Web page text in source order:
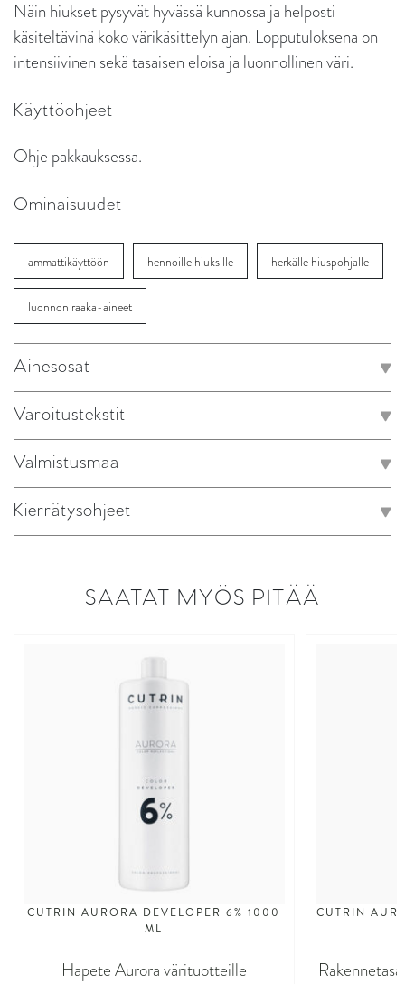
Näin hiukset pysyvät hyvässä kunnossa ja helposti
käsiteltävinä koko värikäsittelyn ajan. Lopputuloksena on
intensiivinen sekä tasaisen eloisa ja luonnollinen väri.
Käyttöohjeet
Ohje pakkauksessa.
Ominaisuudet
ammattikäyttöön hennoille hiuksille herkälle hiuspohjalle
luonnon raaka-aineet
Ainesosat
Varoitustekstit
Valmistusmaa
Kierrätysohjeet
SAATAT MYÖS PITÄÄ
CUTRIN AURORA DEVELOPER 6% 1000
ML
Hapete Aurora värituotteille
CUTRIN